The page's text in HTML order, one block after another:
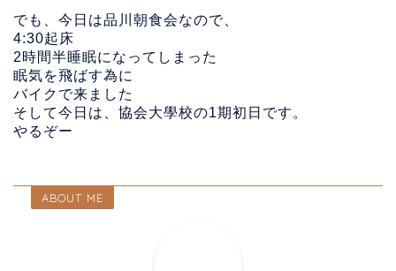
でも、今日は品川朝食会なので、
4:30起床
2時間半睡眠になってしまった
眠気を飛ばす為に
バイクで来ました
そして今日は、協会大學校の1期初日です。
やるぞー
ABOUT ME